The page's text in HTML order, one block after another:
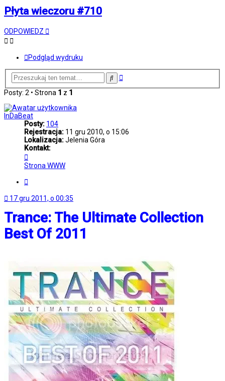
Płyta wieczoru #710
ODPOWIEDZ
Podgląd wydruku
SzukajWyszukiwanie
Posty: 2 • Strona 1 z 1
InDaBeat
Posty: 104
Rejestracja: 11 gru 2010, o 15:06
Lokalizacja:Jelenia Góra
Kontakt:
się
z
Strona WWW
17 gru 2011, o 00:35
Trance: The Ultimate Collection
Best Of 2011